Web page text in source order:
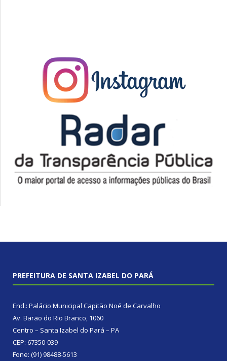
PREFEITURA DE SANTA IZABEL DO PARÁ
End.: Palácio Municipal Capitão Noé de Carvalho
Av. Barão do Rio Branco, 1060
Centro – Santa Izabel do Pará – PA
CEP: 67350-039
Fone: (91) 98488-5613